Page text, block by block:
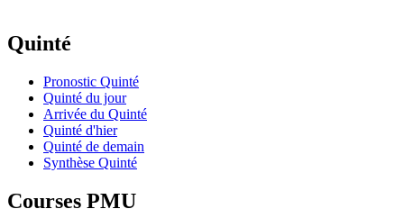
Quinté
Pronostic Quinté
Quinté du jour
Arrivée du Quinté
Quinté d'hier
Quinté de demain
Synthèse Quinté
Courses PMU